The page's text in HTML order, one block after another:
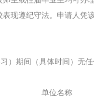
现遵纪守法。申请人凭
）期间（具体时间）无
单位名称